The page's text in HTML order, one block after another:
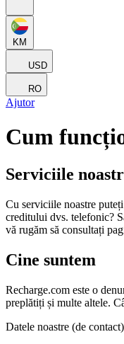
KM
USD
RO
Ajutor
Cum
Serviciile
Cu serviciile noastre
creditului dvs. telefonic?
vă rugăm să consultați
Cine suntem
Recharge.com este o
preplătiți și multe altele.
Datele noastre (de